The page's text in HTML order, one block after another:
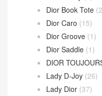
Sardine Hobo (4)
Wallace Bag (10)
Celine(340)
Chanel(669)
Dior
(508)
30 Montaigne(9)
Dior Bobby(4)